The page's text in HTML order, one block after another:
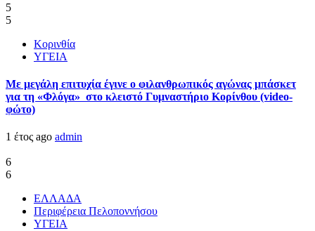
5
5
Κορινθία
ΥΓΕΙΑ
Με μεγάλη επιτυχία έγινε ο φιλανθρωπικός αγώνας μπάσκετ
για τη «Φλόγα» στο κλειστό Γυμναστήριο Κορίνθου (video-
φώτο)
1 έτος ago admin
6
6
ΕΛΛΑΔΑ
Περιφέρεια Πελοποννήσου
ΥΓΕΙΑ